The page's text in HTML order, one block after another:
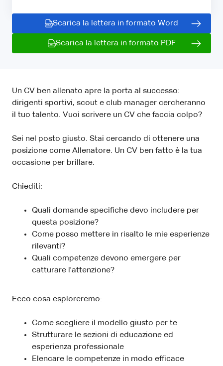
Scarica la lettera in formato Word
Scarica la lettera in formato PDF
Un CV ben allenato apre la porta al successo:
dirigenti sportivi, scout e club manager cercheranno
il tuo talento. Vuoi scrivere un CV che faccia colpo?
Sei nel posto giusto. Stai cercando di ottenere una
posizione come Allenatore. Un CV ben fatto è la tua
occasione per brillare.
Chiediti:
Quali domande specifiche devo includere per
questa posizione?
Come posso mettere in risalto le mie esperienze
rilevanti?
Quali competenze devono emergere per
catturare l'attenzione?
Ecco cosa esploreremo:
Come scegliere il modello giusto per te
Strutturare le sezioni di educazione ed
esperienza professionale
Elencare le competenze in modo efficace